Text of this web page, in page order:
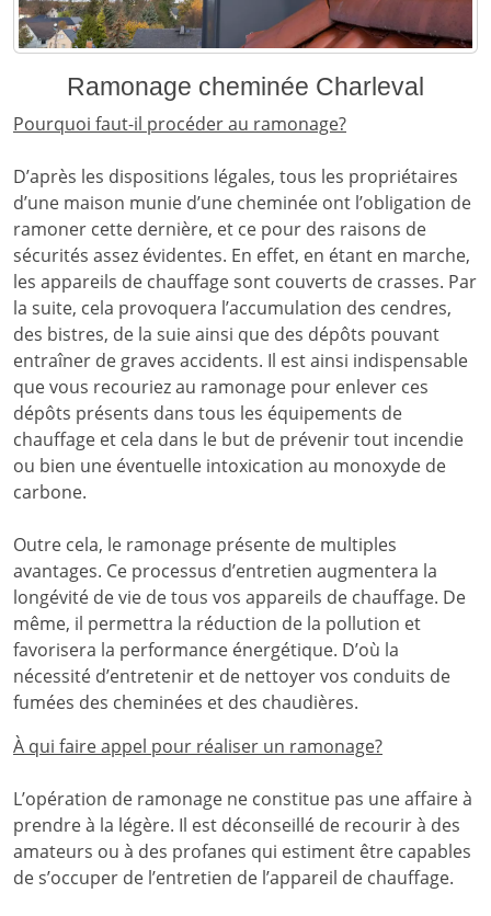
Ramonage cheminée Charleval
Pourquoi faut-il procéder au ramonage?
D’après les dispositions légales, tous les propriétaires
d’une maison munie d’une cheminée ont l’obligation de
ramoner cette dernière, et ce pour des raisons de
sécurités assez évidentes. En effet, en étant en marche,
les appareils de chauffage sont couverts de crasses. Par
la suite, cela provoquera l’accumulation des cendres,
des bistres, de la suie ainsi que des dépôts pouvant
entraîner de graves accidents. Il est ainsi indispensable
que vous recouriez au ramonage pour enlever ces
dépôts présents dans tous les équipements de
chauffage et cela dans le but de prévenir tout incendie
ou bien une éventuelle intoxication au monoxyde de
carbone.
Outre cela, le ramonage présente de multiples
avantages. Ce processus d’entretien augmentera la
longévité de vie de tous vos appareils de chauffage. De
même, il permettra la réduction de la pollution et
favorisera la performance énergétique. D’où la
nécessité d’entretenir et de nettoyer vos conduits de
fumées des cheminées et des chaudières.
À qui faire appel pour réaliser un ramonage?
L’opération de ramonage ne constitue pas une affaire à
prendre à la légère. Il est déconseillé de recourir à des
amateurs ou à des profanes qui estiment être capables
de s’occuper de l’entretien de l’appareil de chauffage.